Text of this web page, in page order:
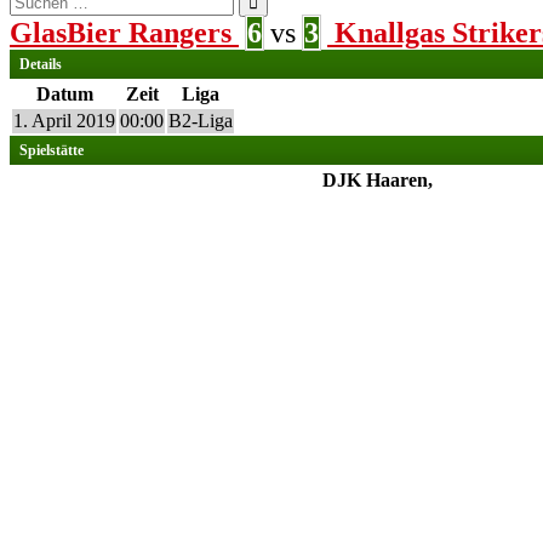
nach:
GlasBier Rangers 6 vs 3 Knallgas
Details
Datum Zeit
Liga
1. April 2019 00:00 B2-Liga
Spielstätte
DJK Haaren,